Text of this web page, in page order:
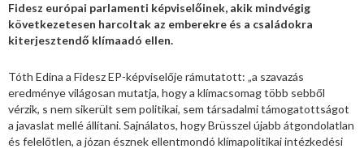
Fidesz európai parlamenti képviselőinek, akik mindvégig
következetesen harcoltak az emberekre és a családokra
kiterjesztendő klímaadó ellen.
Tóth Edina a Fidesz EP-képviselője rámutatott: „a szavazás
eredménye világosan mutatja, hogy a klímacsomag több sebből
vérzik, s nem sikerült sem politikai, sem társadalmi támogatottságot
a javaslat mellé állítani. Sajnálatos, hogy Brüsszel újabb átgondolatlan
és felelőtlen, a józan észnek ellentmondó klímapolitikai intézkedési